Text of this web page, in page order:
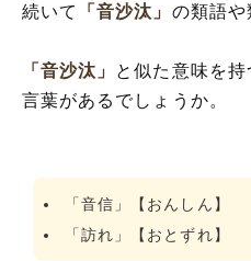
続いて 「音沙汰」 の類語や
「音沙汰」 と似た意味を
言葉があるでしょうか。
「音信」【おんしん】
「訪れ」【おとずれ】